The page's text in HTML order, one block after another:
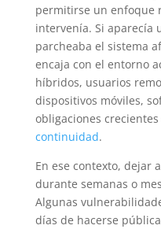
permitirse un enfoque
intervenía. Si aparecía
parcheaba el sistema
encaja con el entorno
híbridos, usuarios
dispositivos móviles,
obligaciones
continuidad.
En ese contexto, dejar
durante semanas o
Algunas
días de hacerse